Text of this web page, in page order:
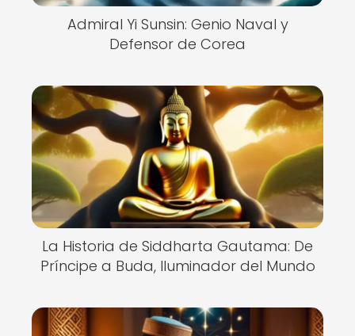
Admiral Yi Sunsin: Genio Naval y
Defensor de Corea
La Historia de Siddharta Gautama: De
Príncipe a Buda, Iluminador del Mundo